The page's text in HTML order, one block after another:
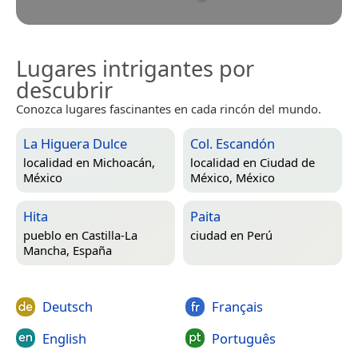
Lugares intrigantes por
descubrir
Conozca lugares fascinantes en cada rincón del mundo.
La Higuera Dulce
localidad en Michoacán,
México
Col. Escandón
localidad en Ciudad de
México, México
Hita
pueblo en Castilla-La
Mancha, España
Paita
ciudad en Perú
Deutsch
English
Français
Português